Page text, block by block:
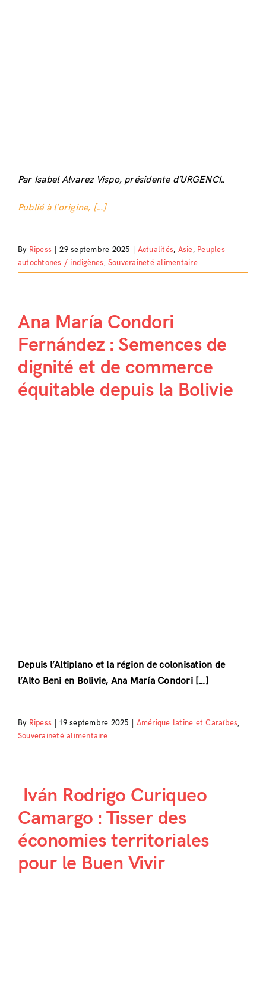
Par Isabel Alvarez Vispo, présidente d’URGENCI..
Publié à l’origine, […]
By Ripess 29 septembre 2025 Actualités, Asie, Peuples
autochtones / indigènes, Souveraineté alimentaire
Ana María Condori
Fernández : Semences de
dignité et de commerce
équitable depuis la Bolivie
Depuis l’Altiplano et la région de colonisation de
l’Alto Beni en Bolivie, Ana María Condori […]
By Ripess 19 septembre 2025 Amérique latine et Caraïbes,
Souveraineté alimentaire
Iván Rodrigo Curiqueo
Camargo : Tisser des
économies territoriales
pour le Buen Vivir